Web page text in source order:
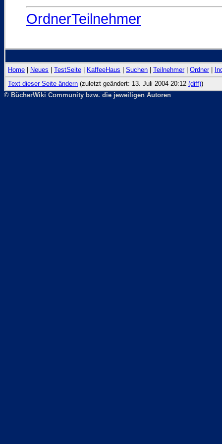
OrdnerTeilnehmer
Home Neues TestSeite KaffeeHaus Suchen Teilnehmer| Ordner|
Text dieser Seite ändern (zuletzt geändert: 13. Juli 2004 20:12 (diff))
© BücherWiki Community bzw. die jeweiligen Autoren